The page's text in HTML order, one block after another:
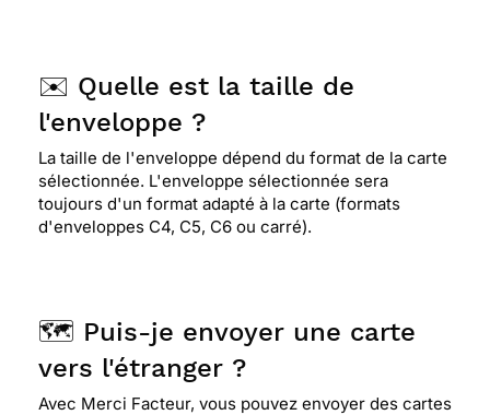
✉️ Quelle est la taille de
l'enveloppe ?
La taille de l'enveloppe dépend du format de la carte
sélectionnée. L'enveloppe sélectionnée sera
toujours d'un format adapté à la carte (formats
d'enveloppes C4, C5, C6 ou carré).
🗺️ Puis-je envoyer une carte
vers l'étranger ?
Avec Merci Facteur, vous pouvez envoyer des cartes